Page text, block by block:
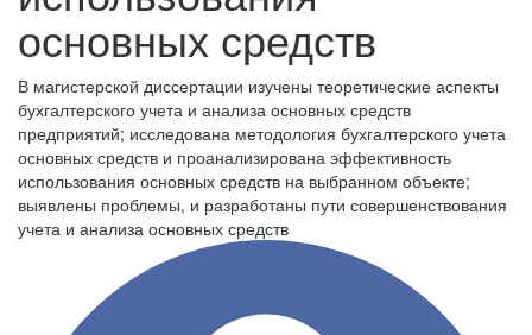
основных средств
В магистерской диссертации изучены теоретические аспекты
бухгалтерского учета и анализа основных средств
предприятий; исследована методология бухгалтерского учета
основных средств и проанализирована эффективность
использования основных средств на выбранном объекте;
выявлены проблемы, и разработаны пути совершенствования
учета и анализа основных средств